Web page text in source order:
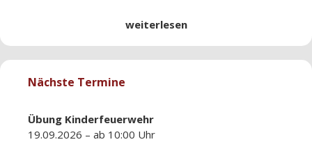
weiterlesen
Nächste Termine
Übung Kinderfeuerwehr
19.09.2026 – ab 10:00 Uhr